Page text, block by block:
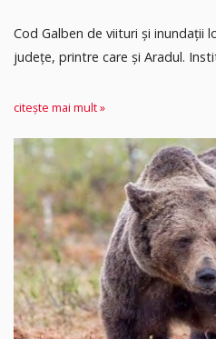
Cod Galben de viituri și inundații
județe, printre care și Aradul.
citește mai mult »